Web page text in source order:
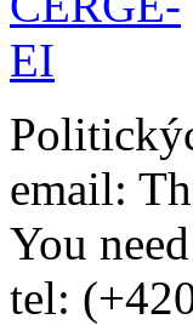
email:
You
tel: